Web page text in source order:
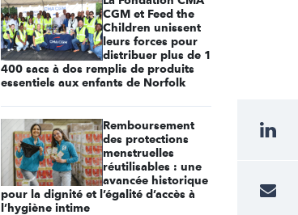
CGM et Feed the
Children unissent
leurs forces pour
distribuer plus de 1
400 sacs à dos remplis de produits
essentiels aux enfants de Norfolk
Remboursement
des protections
menstruelles
réutilisables : une
avancée historique
pour la dignité et l’égalité d’accès à
l’hygiène intime